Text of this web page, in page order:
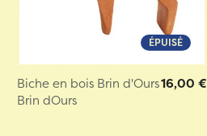
ÉPUISÉ
Biche en bois Brin d'Ours
Brin dOurs
16,00 €